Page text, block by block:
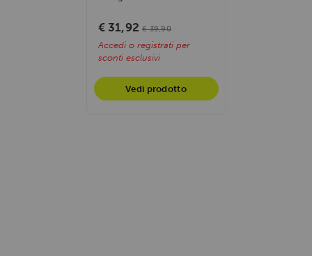
€ 31,92 € 39,90
Accedi o registrati per
sconti esclusivi
Vedi prodotto